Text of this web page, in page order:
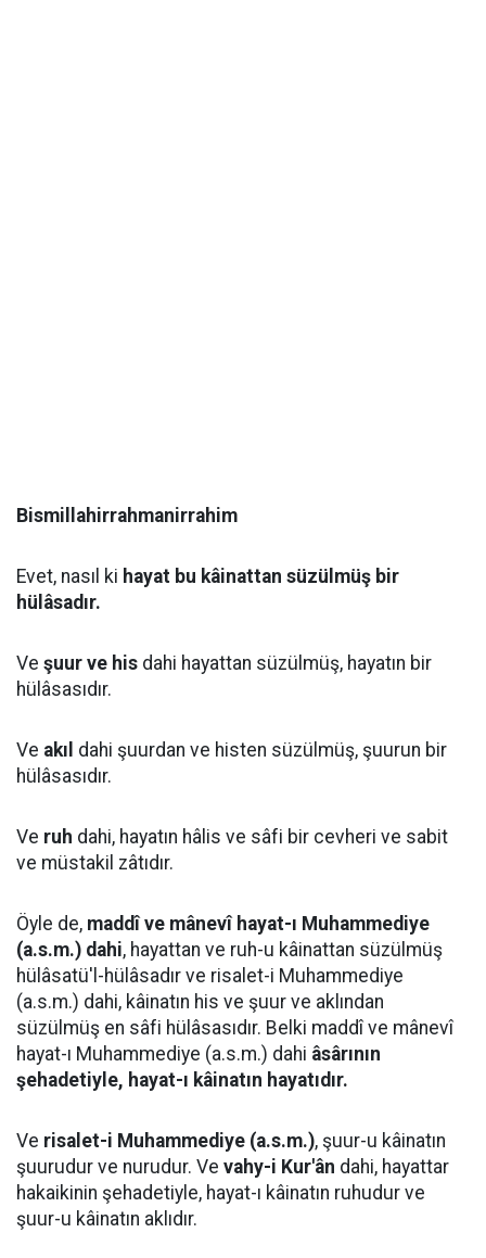
Bismillahirrahmanirrahim
Evet, nasıl ki hayat bu kâinattan süzülmüş bir
hülâsadır.
Ve şuur ve his dahi hayattan süzülmüş, hayatın bir
hülâsasıdır.
Ve akıl dahi şuurdan ve histen süzülmüş, şuurun bir
hülâsasıdır.
Ve ruh dahi, hayatın hâlis ve sâfi bir cevheri ve sabit
ve müstakil zâtıdır.
Öyle de, maddî ve mânevî hayat-ı Muhammediye
(a.s.m.) dahi, hayattan ve ruh-u kâinattan süzülmüş
hülâsatü'l-hülâsadır ve risalet-i Muhammediye
(a.s.m.) dahi, kâinatın his ve şuur ve aklından
süzülmüş en sâfi hülâsasıdır. Belki maddî ve mânevî
hayat-ı Muhammediye (a.s.m.) dahi âsârının
şehadetiyle, hayat-ı kâinatın hayatıdır.
Ve risalet-i Muhammediye (a.s.m.), şuur-u kâinatın
şuurudur ve nurudur. Ve vahy-i Kur'ân dahi, hayattar
hakaikinin şehadetiyle, hayat-ı kâinatın ruhudur ve
şuur-u kâinatın aklıdır.